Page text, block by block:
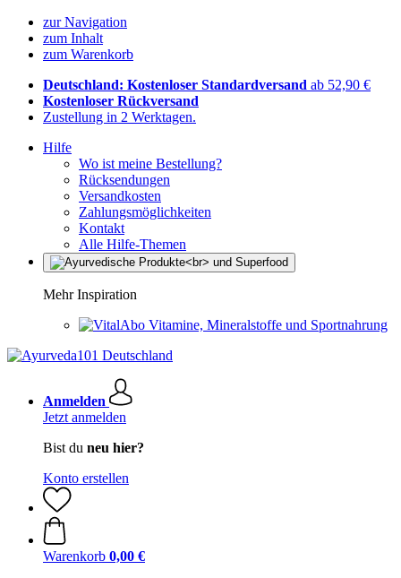
zur Navigation
zum Inhalt
zum Warenkorb
Deutschland: Kostenloser Standardversand ab 52,90 €
Kostenloser Rückversand
Zustellung in 2 Werktagen.
Hilfe
Wo ist meine Bestellung?
Rücksendungen
Versandkosten
Zahlungsmöglichkeiten
Kontakt
Alle Hilfe-Themen
Mehr Inspiration
Vitamine, Mineralstoffe und Sportnahrung
Anmelden
Jetzt anmelden
Bist du neu hier?
Konto erstellen
Warenkorb 0,00 €